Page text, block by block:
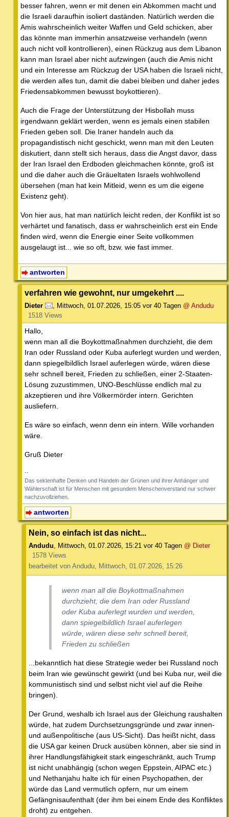
besser fahren, wenn er mit denen ein Abkommen macht und
die Israeli daraufhin isoliert daständen. Natürlich werden die
Amis wahrscheinlich weiter Waffen und Geld schicken, aber
das könnte man immerhin ansatzweise verhandeln (wenn
auch nicht voll kontrollieren), einen Rückzug aus dem Libanon
kann man Israel aber nicht aufzwingen (auch die Amis nicht
und ein Interesse am Rückzug der USA haben die Israeli nicht,
die werden alles tun, damit die dabei bleiben und daher jedes
Friedensabkommen bewusst boykottieren).
Auch die Frage der Unterstützung der Hisbollah muss
irgendwann geklärt werden, wenn es jemals einen stabilen
Frieden geben soll. Die Iraner handeln auch da
propagandistisch nicht geschickt, wenn man mit den Leuten
diskutiert, dann stellt sich heraus, dass die Angst davor, dass
der Iran Israel den Erdboden gleichmachen könnte, groß ist
und die daher auch die Gräueltaten Israels wohlwollend
übersehen (man hat kein Mitleid, wenn es um die eigene
Existenz geht).
Von hier aus, hat man natürlich leicht reden, der Konflikt ist so
verhärtet und fanatisch, dass er wahrscheinlich erst ein Ende
finden wird, wenn die Energie einer Seite vollkommen
ausgelaugt ist... wie so oft, bzw. wie fast immer.
antworten
verfahren wie gewohnt, nur umgekehrt ....
Dieter Mittwoch, 01.07.2026, 15:05 vor 40 Tagen @ Andudu
1518 Views
Hallo,
wenn man all die Boykottmaßnahmen durchzieht, die dem
Iran oder Russland oder Kuba auferlegt wurden und werden,
dann spiegelbildlich Israel auferlegen würde, wären diese
sehr schnell bereit, Frieden zu schließen, einer 2-Staaten-
Lösung zuzustimmen, UNO-Beschlüsse endlich mal zu
akzeptieren und ihre Völkermörder intern. Gerichten
ausliefern.
Es wäre so einfach, wenn denn ein intern. Wille vorhanden
wäre.
Gruß Dieter
--
Das sektenhafte Denken und Handeln der Grünen und ihrer Anhänger und
Wählerschaft ist für Menschen mit gesundem Menschenverstand nur schwer
nachzuvollziehen.
antworten
Nein, so einfach ist das nicht...
Andudu Mittwoch, 01.07.2026, 15:21 vor 40 Tagen @ Dieter
1578 Views
bearbeitet von Andudu, Mittwoch, 01.07.2026, 15:26
wenn man all die Boykottmaßnahmen
durchzieht, die dem Iran oder Russland
oder Kuba auferlegt wurden und werden,
dann spiegelbildlich Israel auferlegen
würde, wären diese sehr schnell bereit,
Frieden zu schließen
...bekanntlich hat diese Strategie weder bei Russland noch
beim Iran wie gewünscht gewirkt (und bei Kuba nur, weil die
kommunistisch sind und selbst nicht viel auf die Reihe
bringen).
Der Grund, weshalb ich Israel aus der Gleichung raushalten
würde, hat zudem Durchsetzungsgründe und zwar innen-
und außenpolitische (aus US-Sicht). Das heißt nicht, dass
die USA gar keinen Druck ausüben können, aber sie sind in
ihrer Handlungsfähigkeit stark eingeschränkt, auch Trump
ist nicht unabhängig (schon wegen Eppstein, AIPAC etc.)
und Nethanjahu halte ich für einen Psychopathen, der
würde das Land vermutlich opfern, nur um einem
Gefängnisaufenthalt (der ihm bei einem Ende des Konfliktes
droht) zu entgehen.